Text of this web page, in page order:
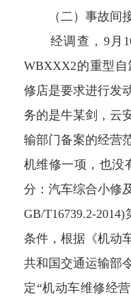
（二）事故间
经调查，9月10
WBXXX2的重型
修店是要求进行发
务的是牛某剑，云
输部门备案的经营
机维修一项，也没
分：汽车综合小修
GB/T16739.2-
条件，根据《机动
共和国交通运输部
定“机动车维修经